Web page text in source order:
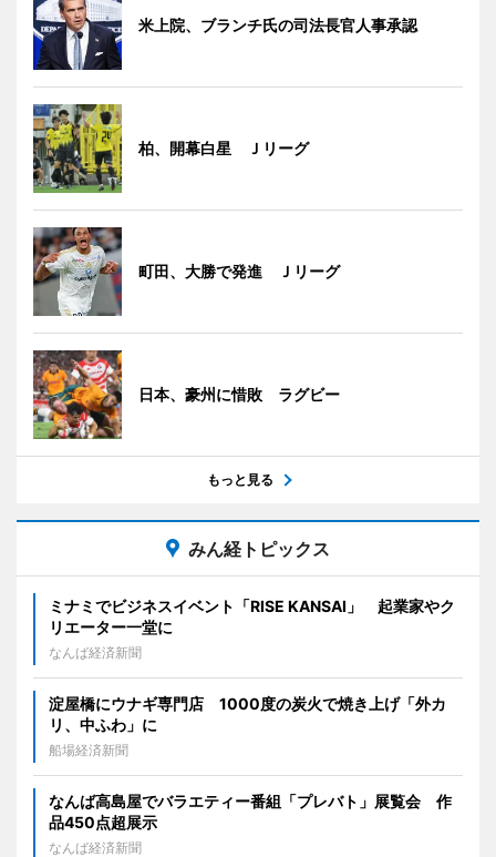
米上院、ブランチ氏の司法長官人事承認
柏、開幕白星 Ｊリーグ
町田、大勝で発進 Ｊリーグ
日本、豪州に惜敗 ラグビー
もっと見る
みん経トピックス
ミナミでビジネスイベント「RISE KANSAI」 起業家やク
リエーター一堂に
なんば経済新聞
淀屋橋にウナギ専門店 1000度の炭火で焼き上げ「外カ
リ、中ふわ」に
船場経済新聞
なんば高島屋でバラエティー番組「プレバト」展覧会 作
品450点超展示
なんば経済新聞